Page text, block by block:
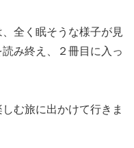
全く眠そうな様子が見
み終え、２冊目に入っ
む旅に出かけて行きま